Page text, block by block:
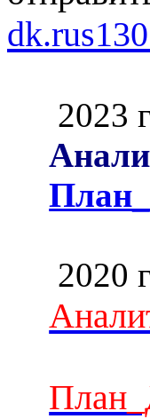
2023
2020